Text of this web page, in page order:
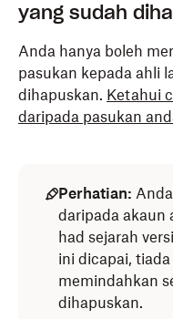
yang sudah
Anda hanya boleh
pasukan kepada ahli
dihapuskan. Ketahui
daripada pasukan
Perhatian:
daripada akaun
had sejarah
ini dicapai,
memindahkan
dihapuskan.